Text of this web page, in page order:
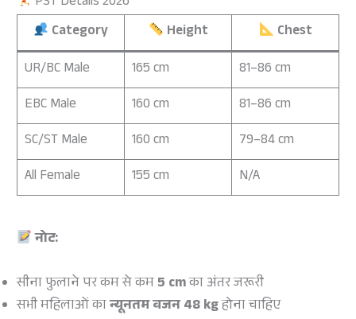
Category
Height
Chest
UR/BC Male
165 cm
81–86 cm
EBC Male
160 cm
81–86 cm
SC/ST Male
160 cm
79–84 cm
All Female
155 cm N/A
नोट:
सीना फुलाने पर कम से कम5 cmका अंतर जरूरी
सभी महिलाओं कान्यूनतम वजन 48 kgहोना चाहिए